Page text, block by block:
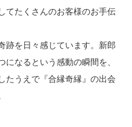
てたくさんのお客様のお手伝
跡を日々感じています。新郎
なるという感動の瞬間を、
たうえで『合縁奇縁』の出会